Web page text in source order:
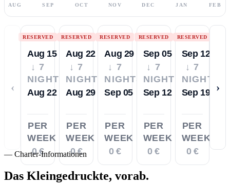
AUG SEP OCT NOV DEC JAN FEB
‹
RESERVED
Aug 15
↓ 7
NIGHTS
Aug 22
PER
WEEK
0 €
RESERVED
Aug 22
↓ 7
NIGHTS
Aug 29
PER
WEEK
0 €
RESERVED
Aug 29
↓ 7
NIGHTS
Sep 05
PER
WEEK
0 €
RESERVED
Sep 05
↓ 7
NIGHTS
Sep 12
PER
WEEK
0 €
RESERVED
Sep 12
↓ 7
NIGHTS
Sep 19
PER
WEEK
0 €
›
— Charter-Informationen
Das Kleingedruckte, vorab.